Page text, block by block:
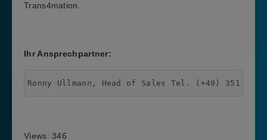
Trans4mation.
Ihr Ansprechpartner:
Ronny Ullmann, Head of Sales Tel. (+49) 351 /466
Views: 346